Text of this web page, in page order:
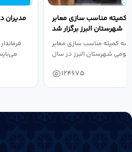
مدیران
کمیته مناسب سازی معابر
شهرستان البرز برگزار شد
کمیته مناسب سازی معابر
شهرستان البرز در سال
124675